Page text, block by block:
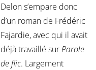
Delon s’empare donc
d’un roman de Frédéric
Fajardie, avec qui il avait
déjà travaillé surParole
de flic. Largement